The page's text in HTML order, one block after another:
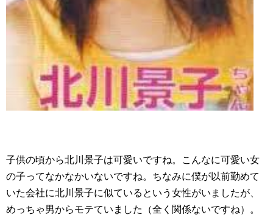
子供の頃から北川景子は可愛いですね。こんなに可愛い女
の子ってなかなかいないですね。ちなみに僕が以前勤めて
いた会社に北川景子に似ているという女性がいましたが、
めっちゃ男からモテていました（全く関係ないですね）。